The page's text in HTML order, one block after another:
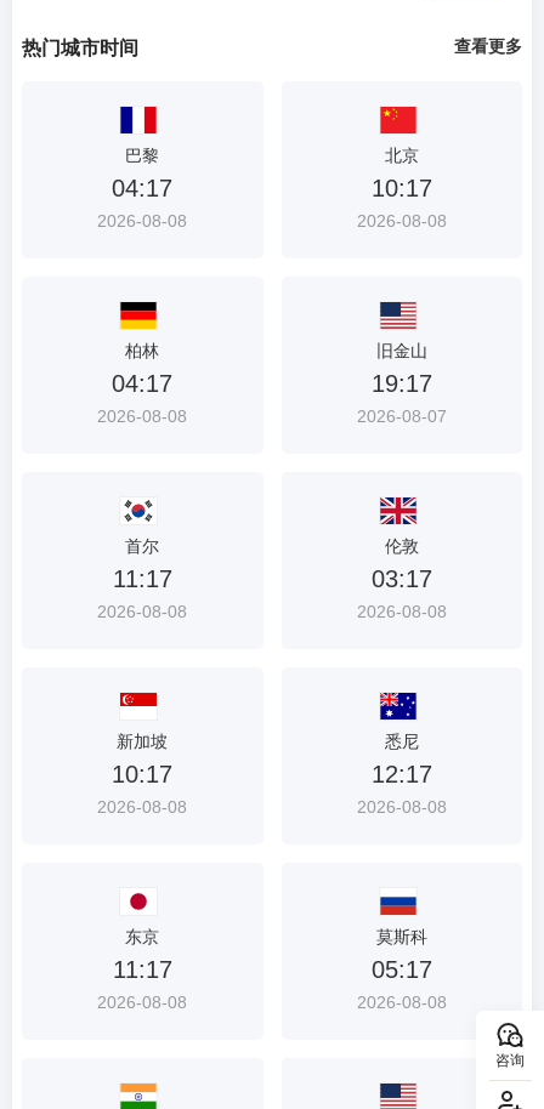
咨询
首
热门城市时间 查看更多
巴黎
04:17
2026-08-08
北京
10:17
2026-08-08
柏林
04:17
2026-08-08
旧金山
19:17
2026-08-07
首尔
11:17
2026-08-08
伦敦
03:17
2026-08-08
新加坡
10:17
2026-08-08
悉尼
12:17
2026-08-08
东京
11:17
2026-08-08
莫斯科
05:17
2026-08-08